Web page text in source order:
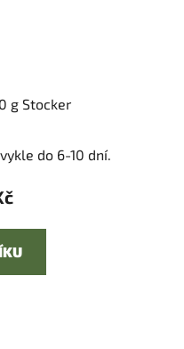
g Stocker
do 6-10 dní.